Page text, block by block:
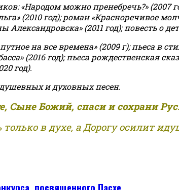
«Народом можно пренебречь?» (2007
(2010 год); роман «Красноречивое
Александровска» (2011 год); повесть о
на все времена» (2009 г); пьеса в
(2016 год); пьеса рождественская
год).
и духовных песен.
Сыне Божий, спаси и сохрани
в духе, а Дорогу осилит
посвященного Пасхе.